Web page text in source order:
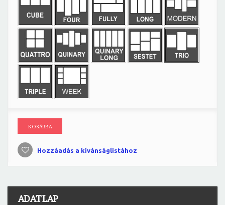
KOSÁRBA
Hozzáadás a kívánságlistához
ADATLAP